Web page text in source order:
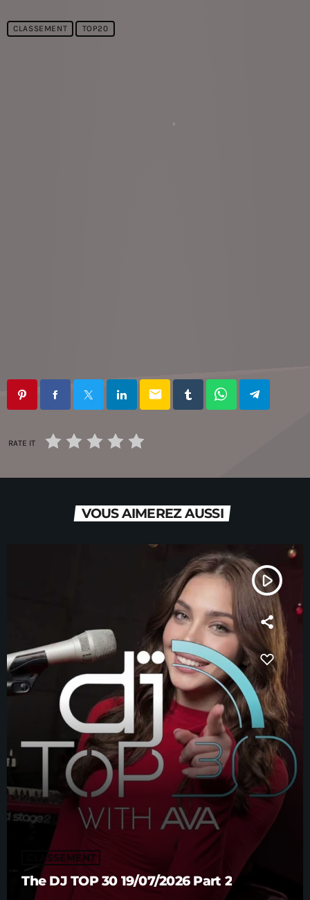
CLASSEMENT TOP20
email
RATE IT
VOUS AIMEREZ AUSSI
play_arrow
CLASSEMENT
The DJ TOP 30 19/07/2026 Part 2